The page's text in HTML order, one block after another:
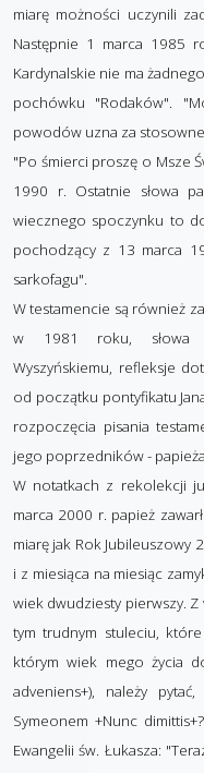
miarę możności uczynili
Następnie 1 marca 1985
Kardynalskie nie ma
pochówku "Rodaków".
powodów uzna za
"Po śmierci proszę o Msze
1990 r. Ostatnie słowa
wiecznego spoczynku to
pochodzący z 13 marca
sarkofagu".
W testamencie są również
w 1981 roku, słowa
Wyszyńskiemu, refleksje
od początku pontyfikatu
rozpoczęcia pisania
jego poprzedników - papieża
W notatkach z rekolekcji
marca 2000 r. papież
miarę jak Rok Jubileuszowy
i z miesiąca na miesiąc
wiek dwudziesty pierwszy.
tym trudnym stuleciu,
którym wiek mego życia
adveniens+), należy
Symeonem +Nunc
Ewangelii św. Łukasza: